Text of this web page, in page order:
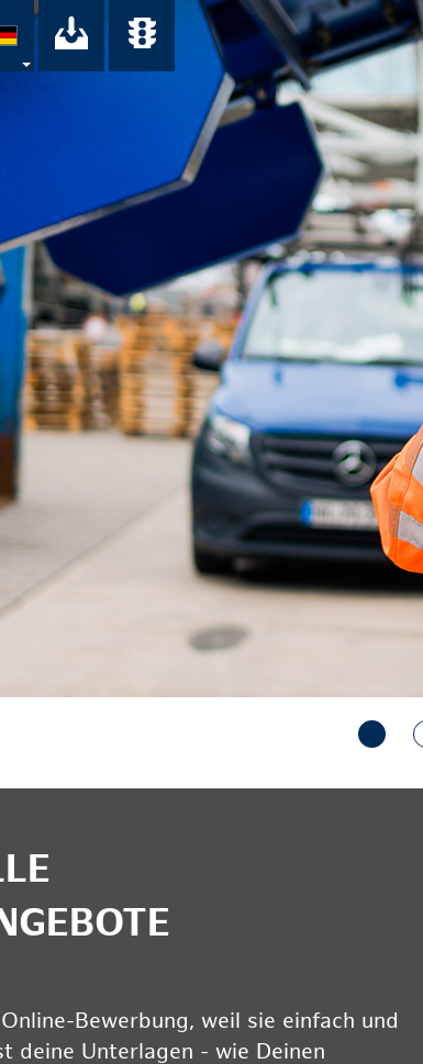
Ihr Download-Center der
Übersicht aller
Bewerbung, weil sie einfach und
deine Unterlagen - wie Deinen